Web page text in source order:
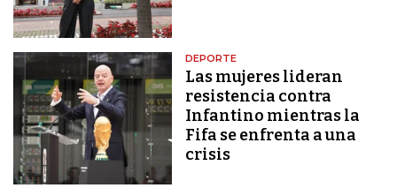
DEPORTE
Las mujeres lideran
resistencia contra
Infantino mientras la
Fifa se enfrenta a una
crisis